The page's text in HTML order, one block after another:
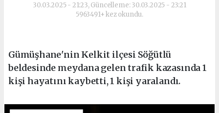
30.03.2025 - 21:23, Güncelleme: 30.03.2025 - 23:21
5963491+ kez okundu.
Gümüşhane'nin Kelkit ilçesi Söğütlü
beldesinde meydana gelen trafik kazasında 1
kişi hayatını kaybetti, 1 kişi yaralandı.